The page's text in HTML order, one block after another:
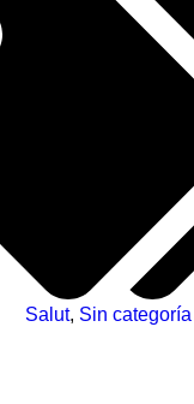
Salut, Sin categoría